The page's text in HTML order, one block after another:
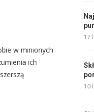
w minionych
ich
17
10